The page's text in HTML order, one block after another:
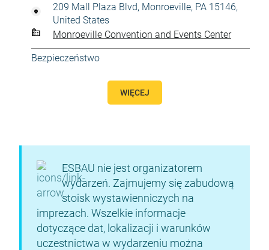
209 Mall Plaza Blvd, Monroeville, PA 15146,
United States
Monroeville Convention and Events Center
Bezpieczeństwo
WIĘCEJ
ESBAU nie jest organizatorem
wydarzeń. Zajmujemy się zabudową
stoisk wystawienniczych na
imprezach. Wszelkie informacje
dotyczące dat, lokalizacji i warunków
uczestnictwa w wydarzeniu można